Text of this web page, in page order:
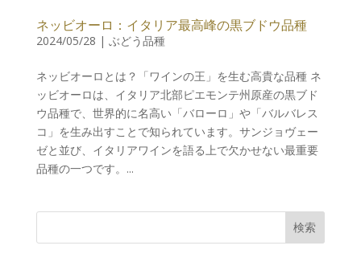
ネッビオーロ：イタリア最高峰の黒ブドウ品種
2024/05/28 | ぶどう品種
ネッビオーロとは？「ワインの王」を生む高貴な品種 ネ
ッビオーロは、イタリア北部ピエモンテ州原産の黒ブド
ウ品種で、世界的に名高い「バローロ」や「バルバレス
コ」を生み出すことで知られています。サンジョヴェー
ゼと並び、イタリアワインを語る上で欠かせない最重要
品種の一つです。...
検索